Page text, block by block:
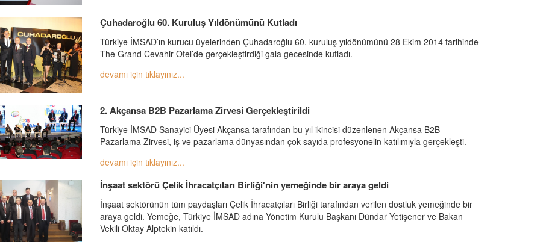
Çuhadaroğlu 60. Kuruluş Yıldönümünü Kutladı
Türkiye İMSAD’ın kurucu üyelerinden Çuhadaroğlu 60. kuruluş yıldönümünü 28 Ekim 2014 tarihinde
The Grand Cevahir Otel’de gerçekleştirdiği gala gecesinde kutladı.
devamı için tıklayınız...
2. Akçansa B2B Pazarlama Zirvesi Gerçekleştirildi
Türkiye İMSAD Sanayici Üyesi Akçansa tarafından bu yıl ikincisi düzenlenen Akçansa B2B
Pazarlama Zirvesi, iş ve pazarlama dünyasından çok sayıda profesyonelin katılımıyla gerçekleşti.
devamı için tıklayınız...
İnşaat sektörü Çelik İhracatçıları Birliği'nin yemeğinde bir araya geldi
İnşaat sektörünün tüm paydaşları Çelik İhracatçıları Birliği tarafından verilen dostluk yemeğinde bir
araya geldi. Yemeğe, Türkiye İMSAD adına Yönetim Kurulu Başkanı Dündar Yetişener ve Bakan
Vekili Oktay Alptekin katıldı.